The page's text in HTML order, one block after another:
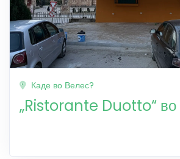
Каде во Велес?
„Ristorante Duotto“ во